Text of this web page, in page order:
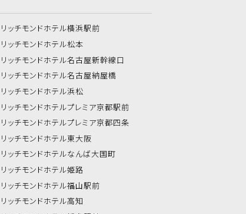
リッチモンドホテル横浜駅前
リッチモンドホテル松本
リッチモンドホテル名古屋新幹線口
リッチモンドホテル名古屋納屋橋
リッチモンドホテル浜松
リッチモンドホテルプレミア京都駅前
リッチモンドホテルプレミア京都四条
リッチモンドホテル東大阪
リッチモンドホテルなんば大国町
リッチモンドホテル姫路
リッチモンドホテル福山駅前
リッチモンドホテル高知